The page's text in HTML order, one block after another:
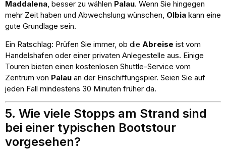
Maddalena , besser zu wählen Palau. Wenn Sie hingegen
mehr Zeit haben und Abwechslung wünschen, Olbia kann eine
gute Grundlage sein.
Ein Ratschlag: Prüfen Sie immer, ob die Abreise ist vom
Handelshafen oder einer privaten Anlegestelle aus. Einige
Touren bieten einen kostenlosen Shuttle-Service vom
Zentrum von Palau an der Einschiffungspier. Seien Sie auf
jeden Fall mindestens 30 Minuten früher da.
5. Wie viele Stopps am Strand sind
bei einer typischen Bootstour
vorgesehen?